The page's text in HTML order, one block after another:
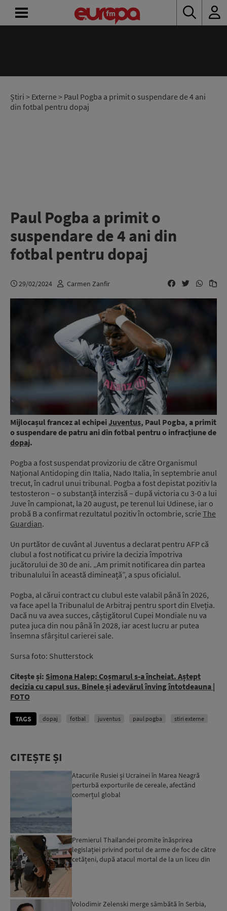
Știri > Externe> Paul Pogba a primit o suspendare de 4 ani
din fotbal pentru dopaj
Paul Pogba a primit o
suspendare de 4 ani din
fotbal pentru dopaj
29/02/2024 Carmen Zanfir
Mijlocașul francez al echipeiJuventus, Paul Pogba, a primit
o suspendare de patru ani din fotbal pentru o infracțiune de
dopaj.
Pogba a fost suspendat provizoriu de către Organismul
Național Antidoping din Italia, Nado Italia, în septembrie anul
trecut, în cadrul unui tribunal. Pogba a fost depistat pozitiv la
testosteron – o substanță interzisă – după victoria cu 3-0 a lui
Juve în campionat, la 20 august, pe terenul lui Udinese, iar o
probă B a confirmat rezultatul pozitiv în octombrie, scrieThe
Guardian.
Un purtător de cuvânt al Juventus a declarat pentru AFP că
clubul a fost notificat cu privire la decizia împotriva
jucătorului de 30 de ani. „Am primit notificarea din partea
tribunalului în această dimineață”, a spus oficialul.
Pogba, al cărui contract cu clubul este valabil până în 2026,
va face apel la Tribunalul de Arbitraj pentru sport din Elveția.
Dacă nu va avea succes, câștigătorul Cupei Mondiale nu va
putea juca din nou până în 2028, iar acest lucru ar putea
însemna sfârșitul carierei sale.
Sursa foto: Shutterstock
Citește și: Simona Halep: Coșmarul s-a încheiat. Aștept
decizia cu capul sus. Binele și adevărul înving întotdeauna |
FOTO
TAGS dopaj fotbal juventus paul pogba stiri externe
CITEȘTE ȘI
Atacurile Rusiei și Ucrainei în Marea Neagră
perturbă exporturile de cereale, afectând
comerțul global
Premierul Thailandei promite înăsprirea
legislației privind portul de arme de foc de către
cetățeni, după atacul mortal de la un liceu din
Volodimir Zelenski merge sâmbătă în Serbia,
RADIO